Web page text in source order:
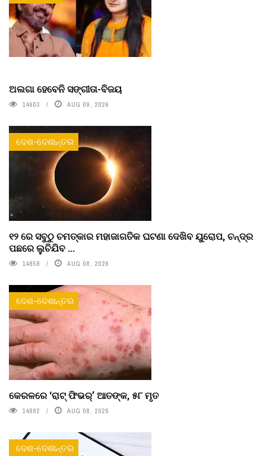
ଅଲଗା ହେବେନି ସଙ୍ଗୀତା-ବିଜୟ
14603 AUG 09, 2026
ଦେଶ-ଦେଶାନ୍ତର
୧୨ ରେ ସବୁଠୁ ଚମତ୍କାର ମହାଜାଗତିକ ଘଟଣା ଦେଖିବ ୟୁରୋପ, ଚନ୍ଦ୍ର
ପଛରେ ଲୁଚିଯିବ ...
14858 AUG 08, 2026
ଦେଶ-ଦେଶାନ୍ତର
କେରଳରେ ‘ରାଟ୍ ଫିଭର୍’ ଆତଙ୍କ, ୫୮ ମୃତ
14892 AUG 08, 2026
ଦେଶ-ଦେଶାନ୍ତର